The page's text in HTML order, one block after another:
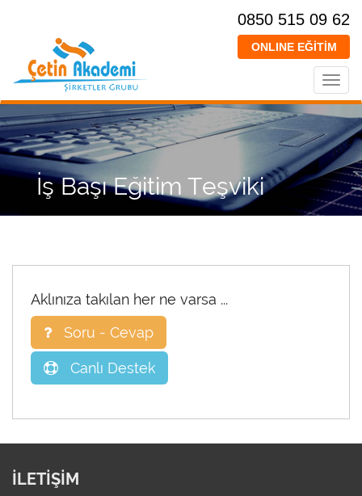
0850 515 09 62
ONLINE EĞİTİM
İş Başı Eğitim Teşviki
Aklınıza takılan her ne varsa ...
Soru - Cevap
Canlı Destek
İLETİŞİM